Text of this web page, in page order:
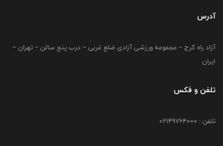
آدرس
آزاد راه کرج – مجموعه ورزشی آزادی ضلع غربی – درب پنج سالن – تهران –
ایران
تلفن و فکس
تلفن : 02149764000